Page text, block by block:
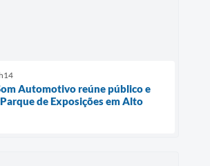
Automotivo reúne público e
de Exposições em Alto